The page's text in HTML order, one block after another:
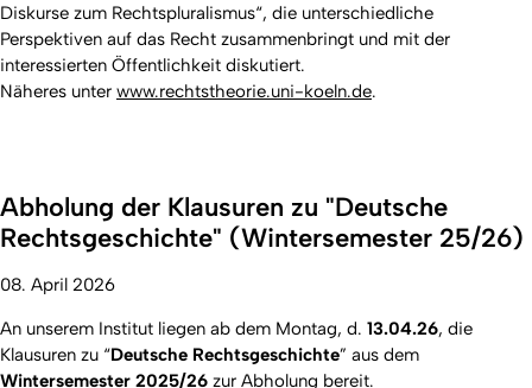
Diskurse zum Rechtspluralismus“, die unterschiedliche
Perspektiven auf das Recht zusammenbringt und mit der
interessierten Öffentlichkeit diskutiert.
Näheres unter www.rechtstheorie.uni-koeln.de.
Abholung der Klausuren zu "Deutsche
Rechtsgeschichte" (Wintersemester 25/26)
08. April 2026
An unserem Institut liegen ab dem Montag, d. 13.04.26, die
Klausuren zu “Deutsche Rechtsgeschichte” aus dem
Wintersemester 2025/26 zur Abholung bereit.